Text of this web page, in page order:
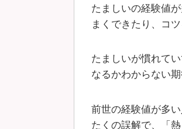
たましいの経験値
まくできたり、コ
たましいが慣れて
なるかわからない
前世の経験値が多
たくの誤解で、「